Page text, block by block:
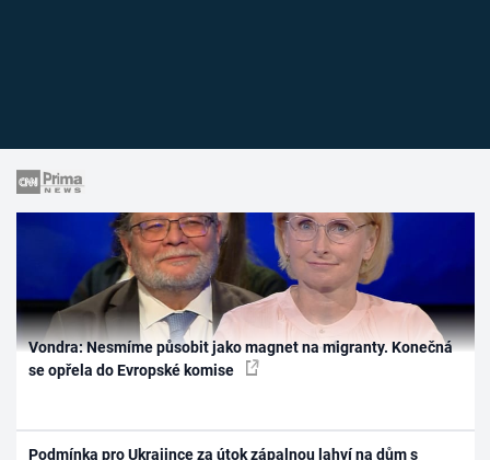
Vondra: Nesmíme působit jako magnet na migranty. Konečná
se opřela do Evropské komise
Podmínka pro Ukrajince za útok zápalnou lahví na dům s